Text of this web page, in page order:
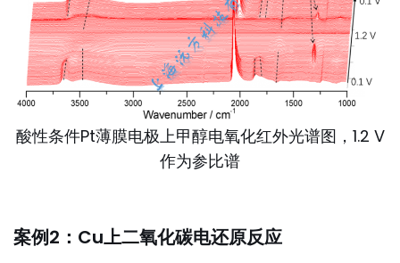
酸性条件Pt薄膜电极上甲醇电氧化红外光谱图，1.2 V
作为参比谱
案例2：Cu上二氧化碳电还原反应